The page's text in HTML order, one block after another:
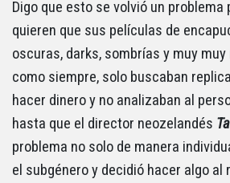
Digo que esto se volvió un problema
quieren que sus películas de
oscuras, darks, sombrías y muy
como siempre, solo buscaban
hacer dinero y no analizaban al
hasta que el director neozelandés
problema no solo de manera
el subgénero y decidió hacer algo al